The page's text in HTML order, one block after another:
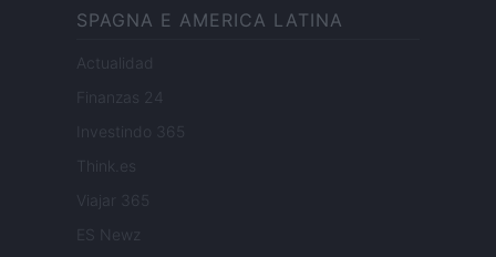
SPAGNA E AMERICA LATINA
Actualidad
Finanzas 24
Investindo 365
Think.es
Viajar 365
ES Newz